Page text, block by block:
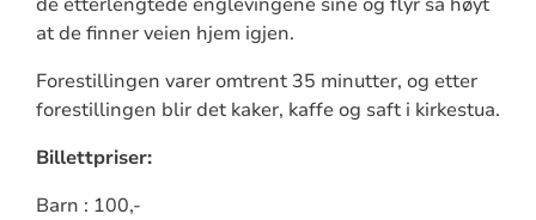
at de finner veien hjem igjen.
Forestillingen varer omtrent 35 minutter, og etter
forestillingen blir det kaker, kaffe og saft i kirkestua.
Billettpriser:
Barn : 100,-